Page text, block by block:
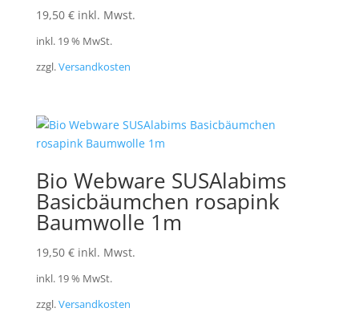
19,50 € inkl. Mwst.
inkl. 19 % MwSt.
zzgl.Versandkosten
Bio Webware SUSAlabims
Basicbäumchen rosapink
Baumwolle 1m
19,50 € inkl. Mwst.
inkl. 19 % MwSt.
zzgl.Versandkosten